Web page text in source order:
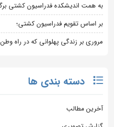
به همت اندیشکده فدراسیون کشتی
بر اساس تقویم فدراسیون کشتی؛
مروری بر زندگی پهلوانی که در راه
دسته بندی ها
آخرین مطالب